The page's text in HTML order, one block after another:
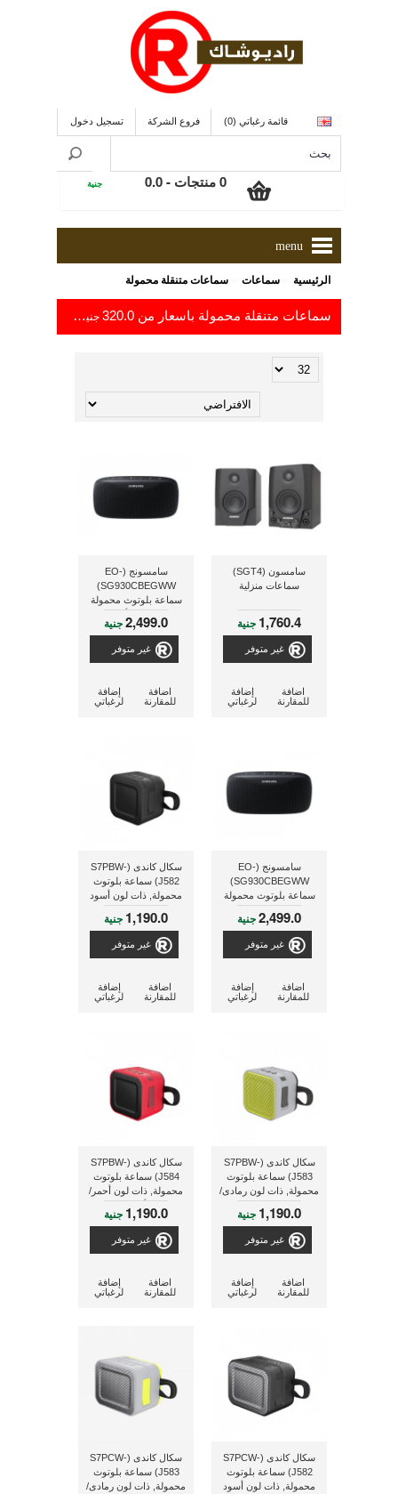
قائمة رغباتي (0) فروع الشركة تسجيل دخول
0 منتجات - 0.0 جنية
menu
الرئيسية سماعات سماعات متنقلة محمولة
سماعات متنقلة محمولة باسعار من 320.0 جنية إلى 2,499.0
سامسون (SGT4)
سماعات منزلية
1,760.4 جنية
غير متوفر
إضافة
لرغباتي
اضافة
للمقارنة
سامسونج (EO-
SG930CBEGWW)
سماعة بلوتوث محمولة
ذات لون أسود
2,499.0جنية
غير متوفر
إضافة
لرغباتي
اضافة
للمقارنة
سامسونج (EO-
SG930CBEGWW)
سماعة بلوتوث محمولة
هدية مع تليفون جالاكسى
S8/S8+ و ليست للبيع
2,499.0جنية
غير متوفر
إضافة
لرغباتي
اضافة
للمقارنة
سكال كاندى (S7PBW-
J582) سماعة بلوتوث
محمولة, ذات لون أسود
1,190.0 جنية
غير متوفر
إضافة
لرغباتي
اضافة
للمقارنة
سكال كاندى (S7PBW-
J583) سماعة بلوتوث
محمولة, ذات لون رمادى/
ليمونى
1,190.0 جنية
غير متوفر
إضافة
لرغباتي
اضافة
للمقارنة
سكال كاندى (S7PBW-
J584) سماعة بلوتوث
محمولة, ذات لون أحمر/
أسود
1,190.0 جنية
غير متوفر
إضافة
لرغباتي
اضافة
للمقارنة
سكال كاندى (S7PCW-
J582) سماعة بلوتوث
محمولة, ذات لون أسود
سكال كاندى (S7PCW-
J583) سماعة بلوتوث
محمولة, ذات لون رمادى/